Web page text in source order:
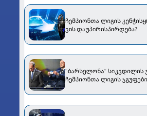
ჩემპიონთა ლიგის
ვის დაუპირისპირდება?
"ბარსელონა" სიკვდილის
ჩემპიონთა ლიგის